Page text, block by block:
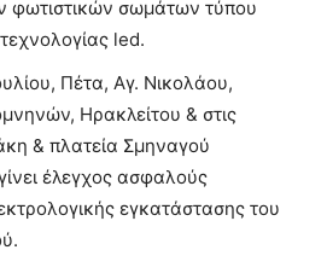
φωτιστικών σωμάτων τύπου
led.
Πέτα, Αγ. Νικολάου,
Ηρακλείτου & στις
& πλατεία Σμηναγού
έλεγχος ασφαλούς
εγκατάστασης του